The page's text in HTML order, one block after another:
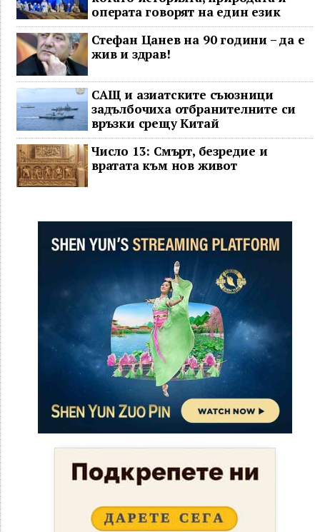
операта говорят на един език
Стефан Цанев на 90 години – да е
жив и здрав!
САЩ и азиатските съюзници
задълбочиха отбранителните си
връзки срещу Китай
Число 13: Смърт, безредие и
вратата към нов живот